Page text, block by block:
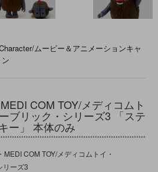
ムービー＆アニメーションキャ
COM TOY/メディコムト
ブリック・シリーズ3 「ステ
ー」 本体のみ
MEDI COM TOY/メディコムトイ・
リーズ3